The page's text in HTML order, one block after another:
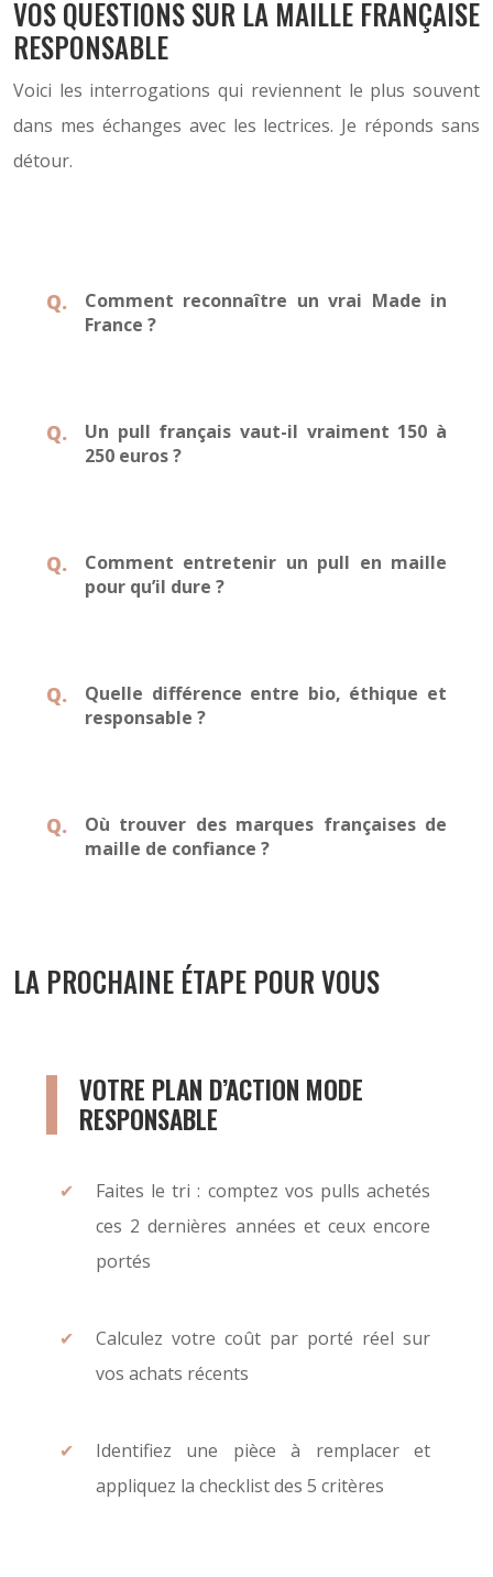
VOS QUESTIONS SUR LA MAILLE FRANÇAISE
RESPONSABLE
Voici les interrogations qui reviennent le plus souvent
dans mes échanges avec les lectrices. Je réponds sans
détour.
Comment reconnaître un vrai Made in
France ?
Un pull français vaut-il vraiment 150 à
250 euros ?
Comment entretenir un pull en maille
pour qu’il dure ?
Quelle différence entre bio, éthique et
responsable ?
Où trouver des marques françaises de
maille de confiance ?
LA PROCHAINE ÉTAPE POUR VOUS
VOTRE PLAN D’ACTION MODE
RESPONSABLE
Faites le tri : comptez vos pulls achetés
ces 2 dernières années et ceux encore
portés
Calculez votre coût par porté réel sur
vos achats récents
Identifiez une pièce à remplacer et
appliquez la checklist des 5 critères